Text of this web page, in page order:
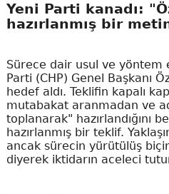
Yeni Parti kanadı:
hazırlanmış bir
Sürece dair usul ve yöntem
Parti (CHP) Genel Başkanı
hedef aldı. Teklifin kapalı
mutabakat aranmadan ve
toplanarak" hazırlandığını
hazırlanmış bir teklif.
ancak sürecin yürütülüş
diyerek iktidarın aceleci